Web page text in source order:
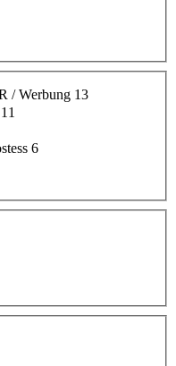
/ Werbung 13
11
6